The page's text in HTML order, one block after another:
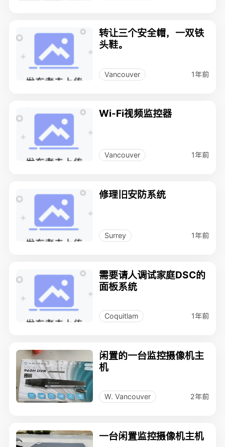
转让三个安全帽，一双铁
头鞋。
Vancouver 1年前
Wi-Fi视频监控器
Vancouver 1年前
修理旧安防系统
Surrey 1年前
需要请人调试家庭DSC的
面板系统
Coquitlam 1年前
闲置的一台监控摄像机主
机
W. Vancouver 2年前
一台闲置监控摄像机主机